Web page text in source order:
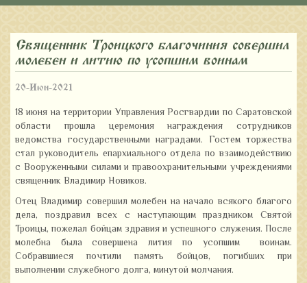
Священник Троицкого благочиния совершил
молебен и литию по усопшим воинам
20-Июн-2021
18 июня на территории Управления Росгвардии по Саратовской
области прошла церемония награждения сотрудников
ведомства государственными наградами. Гостем торжества
стал руководитель епархиального отдела по взаимодействию
с Вооруженными силами и правоохранительными учреждениями
священник Владимир Новиков.
Отец Владимир совершил молебен на начало всякого благого
дела, поздравил всех с наступающим праздником Святой
Троицы, пожелал бойцам здравия и успешного служения. После
молебна была совершена лития по усопшим воинам.
Собравшиеся почтили память бойцов, погибших при
выполнении служебного долга, минутой молчания.